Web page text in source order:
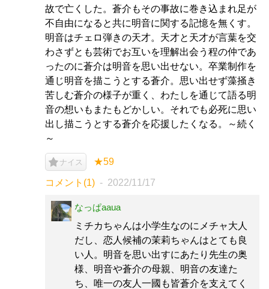
故で亡くした。蒼介もその事故に巻き込まれ足が
不自由になると共に明音に関する記憶を無くす。
明音はチェロ弾きの天才。天才と天才が言葉を交
わさずとも芸術でお互いを理解出会う程の仲であ
ったのに蒼介は明音を思い出せない。卒業制作を
通じ明音を描こうとする蒼介。思い出せず藻掻き
苦しむ蒼介の様子が重く、わたしを通じて語る明
音の想いもまたもどかしい。それでも必死に思い
出し描こうとする蒼介を応援したくなる。～続く
～
ナイス ★59
コメント(1) 2022/11/17
なっぱaaua
ミチカちゃんは小学生なのにメチャ大人
だし、恋人候補の茉莉ちゃんはとても良
い人。明音を思い出すにあたり先生の奥
様、明音や蒼介の母親、明音の友達た
ち、唯一の友人一國も皆蒼介を支えてく